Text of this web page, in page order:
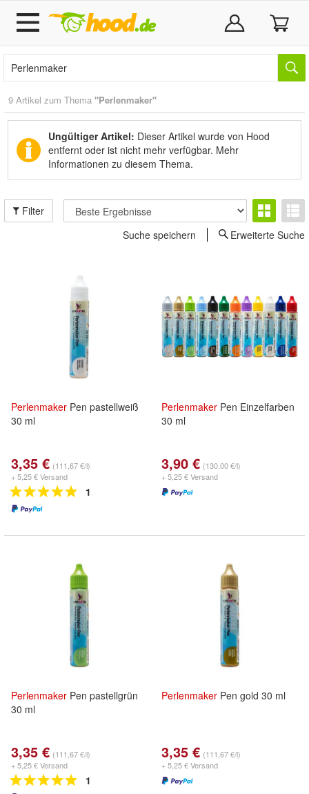
9 Artikel zum Thema "Perlenmaker"
Ungültiger Artikel: Dieser Artikel wurde von Hood
entfernt oder ist nicht mehr verfügbar. Mehr
Informationen zu diesem Thema.
Filter
Suche speichern
Erweiterte Suche
Perlenmaker Pen pastellweiß
30 ml
3,35 € (111,67 €/l)
+ 5,25 € Versand
1
Perlenmaker Pen Einzelfarben
30 ml
3,90 € (130,00 €/l)
+ 5,25 € Versand
Perlenmaker Pen pastellgrün
30 ml
3,35 € (111,67 €/l)
+ 5,25 € Versand
1
Perlenmaker Pen gold 30 ml
3,35 € (111,67 €/l)
+ 5,25 € Versand